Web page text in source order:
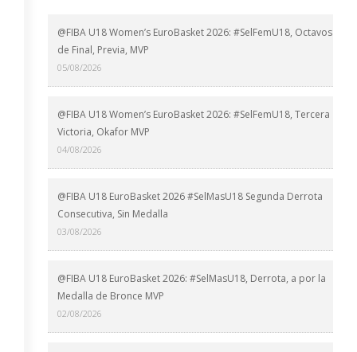
@FIBA U18 Women’s EuroBasket 2026: #SelFemU18, Octavos
de Final, Previa, MVP
05/08/2026
@FIBA U18 Women’s EuroBasket 2026: #SelFemU18, Tercera
Victoria, Okafor MVP
04/08/2026
@FIBA U18 EuroBasket 2026 #SelMasU18 Segunda Derrota
Consecutiva, Sin Medalla
03/08/2026
@FIBA U18 EuroBasket 2026: #SelMasU18, Derrota, a por la
Medalla de Bronce MVP
02/08/2026